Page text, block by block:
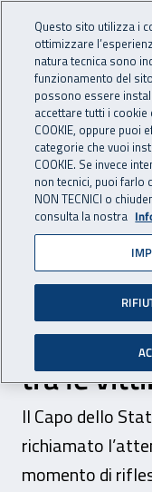
INAIL -
Navigazione -
Home Inail comunica
09 ottobre 2017
caduti
tra le
Il Capo dello
richiamato
momento di
Questo sito utilizza i
ottimizzare
natura tecnica sono
funzionamento del
possono essere
accettare tutti i cookie
COOKIE, oppure puoi
categorie che vuoi
COOKIE. Se invece
non tecnici, puoi farlo
NON TECNICI o
consulta la nostra